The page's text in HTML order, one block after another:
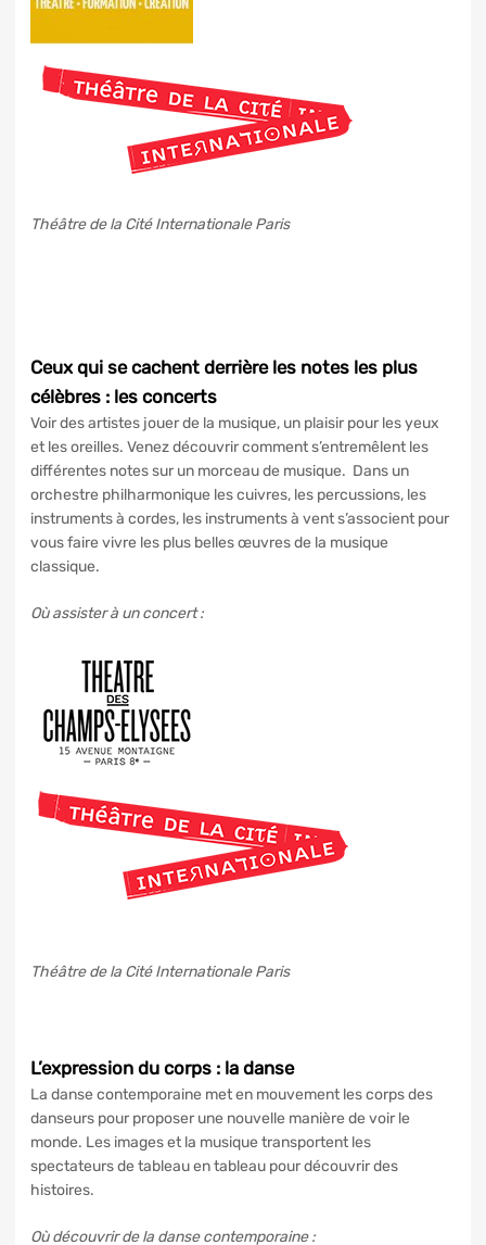
Théâtre de la Cité Internationale Paris
Ceux qui se cachent derrière les notes les plus
célèbres : les concerts
Voir des artistes jouer de la musique, un plaisir pour les yeux
et les oreilles. Venez découvrir comment s’entremêlent les
différentes notes sur un morceau de musique. Dans un
orchestre philharmonique les cuivres, les percussions, les
instruments à cordes, les instruments à vent s’associent pour
vous faire vivre les plus belles œuvres de la musique
classique.
Où assister à un concert :
Théâtre de la Cité Internationale Paris
L’expression du corps : la danse
La danse contemporaine met en mouvement les corps des
danseurs pour proposer une nouvelle manière de voir le
monde. Les images et la musique transportent les
spectateurs de tableau en tableau pour découvrir des
histoires.
Où découvrir de la danse contemporaine :